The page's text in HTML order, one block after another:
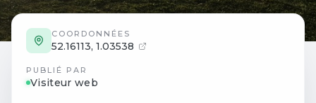
COORDONNÉES
52.16113, 1.03538
PUBLIÉ PAR
Visiteur web